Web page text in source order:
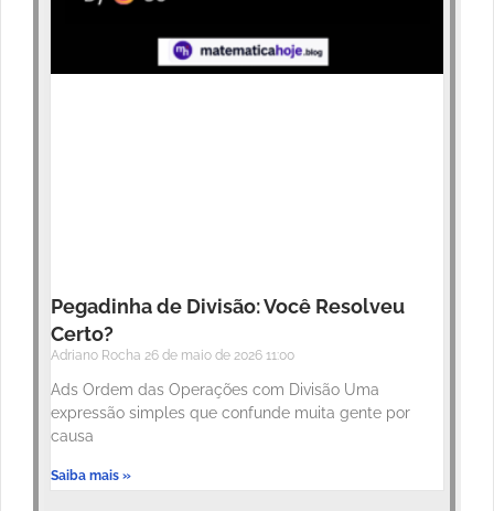
Pegadinha de Divisão: Você Resolveu
Certo?
Adriano Rocha 26 de maio de 2026 11:00
Ads Ordem das Operações com Divisão Uma
expressão simples que confunde muita gente por
causa
Saiba mais »